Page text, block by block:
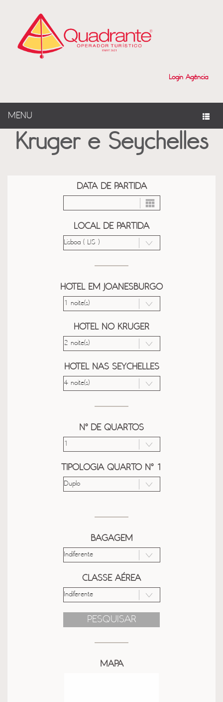
Login Agência
MENU
Kruger e Seychelles
DATA DE PARTIDA
LOCAL DE PARTIDA
HOTEL EM JOANESBURGO
HOTEL NO KRUGER
HOTEL NAS SEYCHELLES
Nº DE QUARTOS
TIPOLOGIA QUARTO Nº 1
BAGAGEM
CLASSE AÉREA
PESQUISAR
MAPA